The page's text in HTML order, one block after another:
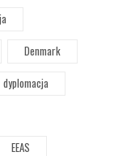
Denmark
dyplomacja
EEAS